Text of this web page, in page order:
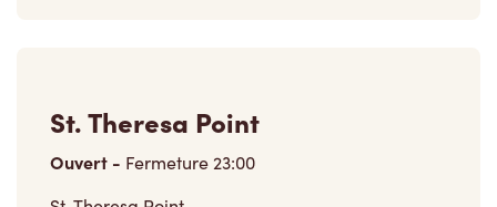
St. Theresa Point
Ouvert - Fermeture23:00